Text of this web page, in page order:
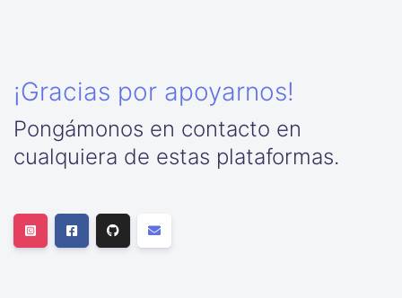
¡Gracias por apoyarnos!
Pongámonos en contacto en
cualquiera de estas plataformas.